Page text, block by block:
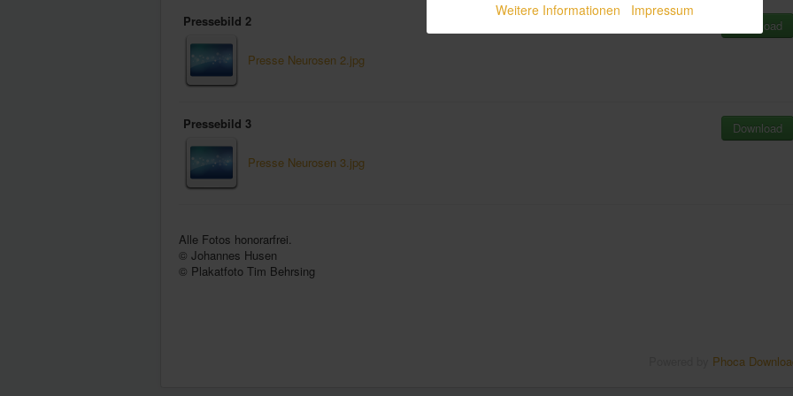
Pressebild 2
Presse Neurosen 2.jpg
Download
Pressebild 3
Presse Neurosen 3.jpg
Download
Alle Fotos honorarfrei.
© Johannes Husen
© Plakatfoto Tim Behrsing
Phoca
Weitere Informationen Impressum